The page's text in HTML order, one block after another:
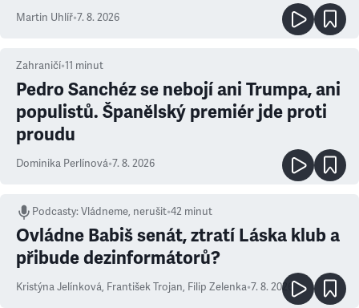
Martin Uhlíř•7. 8. 2026
Zahraničí•11 minut
Pedro Sanchéz se nebojí ani Trumpa, ani
populistů. Španělský premiér jde proti
proudu
Dominika Perlínová•7. 8. 2026
Podcasty:Vládneme, nerušit•42 minut
Ovládne Babiš senát, ztratí Láska klub a
přibude dezinformátorů?
Kristýna Jelínková, František Trojan, Filip Zelenka•7. 8. 2026